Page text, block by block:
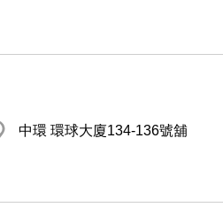
中環 環球大廈134-136號舖